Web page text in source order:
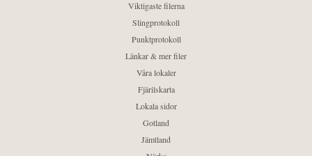
Viktigaste filerna
Slingprotokoll
Punktprotokoll
Länkar & mer filer
Våra lokaler
Fjärilskarta
Lokala sidor
Gotland
Jämtland